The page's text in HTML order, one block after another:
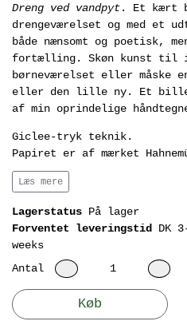
Dreng ved vandpyt. Et kært
drengeværelset og med et
både nænsomt og poetisk,
fortælling. Skøn kunst til
børneværelset eller måske
eller den lille ny. Et
af min oprindelige
Giclee-tryk teknik.
Papiret er af mærket
papirtype af høj kvalitet.
nistret på overfladen så
vandbaserede farvepigment
Dertil er papiret fsc-
Trykket er signeret i
Ramme medfølger ikke.
Læs mere
Lagerstatus På lager
Forventet leveringstid
DK
weeks
Antal
Køb